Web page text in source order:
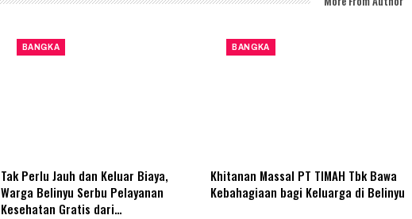
BANGKA
Tak Perlu Jauh dan Keluar Biaya,
Warga Belinyu Serbu Pelayanan
Kesehatan Gratis dari…
BANGKA
Khitanan Massal PT TIMAH Tbk Bawa
Kebahagiaan bagi Keluarga di Belinyu